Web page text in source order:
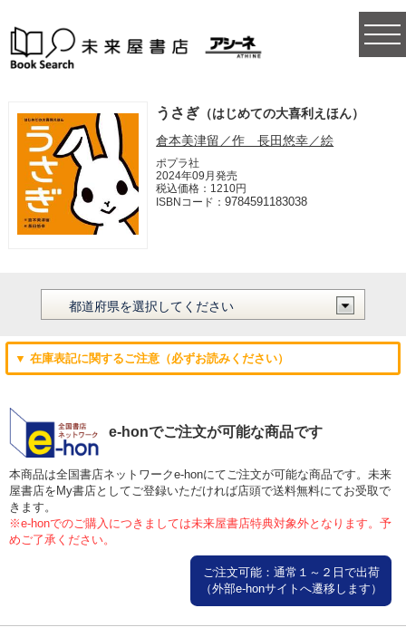
うさぎ （はじめての大喜利えほん）
倉本美津留／作 長田悠幸／絵
ポプラ社
2024年09月発売
税込価格：1210円
ISBNコード：9784591183038
▼ 在庫表記に関するご注意（必ずお読みください）
e-honでご注文が可能な商品です
本商品は全国書店ネットワークe-honにてご注文が可能な商品です。未来
屋書店をMy書店としてご登録いただければ店頭で送料無料にてお受取で
きます。
※e-honでのご購入につきましては未来屋書店特典対象外となります。予
めご了承ください。
ご注文可能：通常１～２日で出荷
（外部e-honサイトへ遷移します）